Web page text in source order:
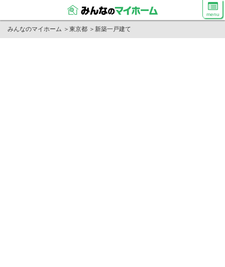
menu
みんなのマイホーム ＞ 東京都 ＞ 新築一戸建て